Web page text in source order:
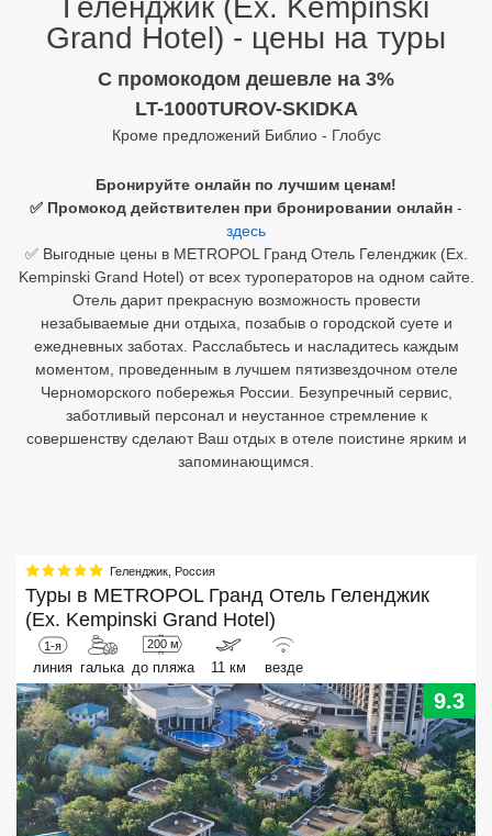
Геленджик (Ex. Kempinski
Grand Hotel) - цены на туры
C промокодом дешевле на 3%
LT-1000TUROV-SKIDKA
Кроме предложений Библио - Глобус
Бронируйте онлайн по лучшим ценам!
✅ Промокод действителен при бронировании онлайн -
здесь
✅ Выгодные цены в METROPOL Гранд Отель Геленджик (Ex.
Kempinski Grand Hotel) от всех туроператоров на одном сайте.
Отель дарит прекрасную возможность провести
незабываемые дни отдыха, позабыв о городской суете и
ежедневных заботах. Расслабьтесь и насладитесь каждым
моментом, проведенным в лучшем пятизвездочном отеле
Черноморского побережья России. Безупречный сервис,
заботливый персонал и неустанное стремление к
совершенству сделают Ваш отдых в отеле поистине ярким и
запоминающимся.
Геленджик, Россия
Туры в METROPOL Гранд Отель Геленджик
(Ex. Kempinski Grand Hotel)
1-я
линия галька
200 м
до пляжа 11 км везде
9.3
Египет
Вьетнам
Хайнань
Северный Гоа
Южный Гоа
Занзибар
Абхазия
Экскурсионные туры
VIP отели 5 звезд
ТОП 10 лучших отелей 5*
ТОП 10 недорогих отелей
5*
Лучшие отели 4* звезды
Недорогие отели 4*